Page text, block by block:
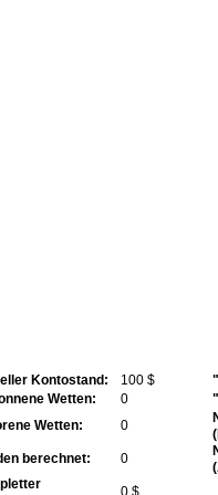
Kontostand: 100 $
Wetten: 0
Wetten: 0
berechnet: 0
0 $